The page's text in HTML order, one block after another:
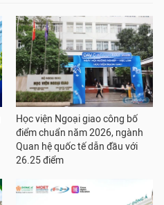
Học viện Ngoại giao công bố
điểm chuẩn năm 2026, ngành
Quan hệ quốc tế dẫn đầu với
26.25 điểm